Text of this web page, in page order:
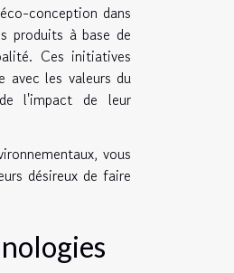
conception dans
produits à base de
Ces initiatives
avec les valeurs du
l'impact de leur
vous
désireux de faire